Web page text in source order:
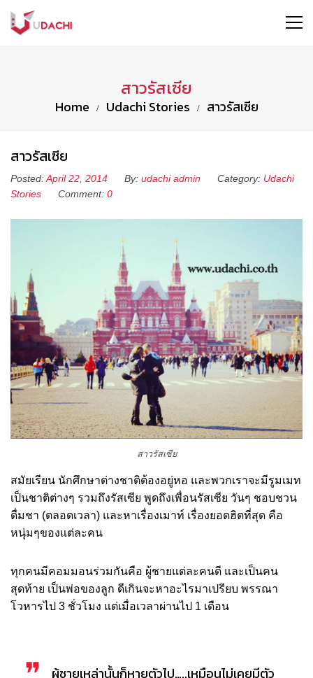
สาวรัสเซีย
Home Udachi Stories สาวรัสเซีย
สาวรัสเซีย
Posted:April 22, 2014 By: udachi admin Category: Udachi
Stories
Comment: 0
สาวรัสเซีย
สมัยเรียน นักศึกษาต่างชาติต้องอยู่หอ และพวกเราจะมีรูมเมท
เป็นชาติต่างๆ รวมถึงรัสเซีย พูดถึงเพื่อนรัสเซีย วันๆ ชอบชวน
ดื่มชา (ตลอดเวลา) และหาเรื่องเมาท์ เรื่องยอดฮิตที่สุด คือ
หนุ่มๆของแต่ละคน
ทุกคนมีคอมมอนร่วมกันคือ ผู้ชายแต่ละคนดี และเป็นคน
สุดท้าย เป็นพ่อของลูก ดีเกินจะหาอะไรมาเปรียบ พรรณา
โวหารไป 3 ชั่วโมง แต่เมื่อเวลาผ่านไป 1 เดือน
ผู้ชายเหล่านั้นก็หายตัวไป…..เหมือนไม่เคยมีตัว